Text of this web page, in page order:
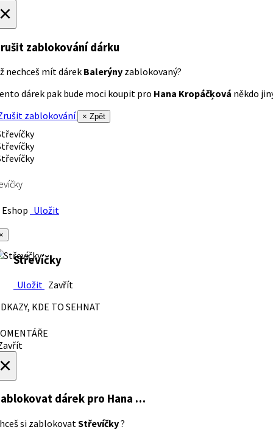
zablokování dárku
nechceš mít dárek Balerýny zablokovaný?
dárek pak bude moci koupit pro Hana Kropáčķová někdo
zablokování
× Zpět
Uložit
Střevíčky
Uložit Zavřít
KDE TO SEHNAT
dárek pro Hana …
si zablokovat Střevíčky?